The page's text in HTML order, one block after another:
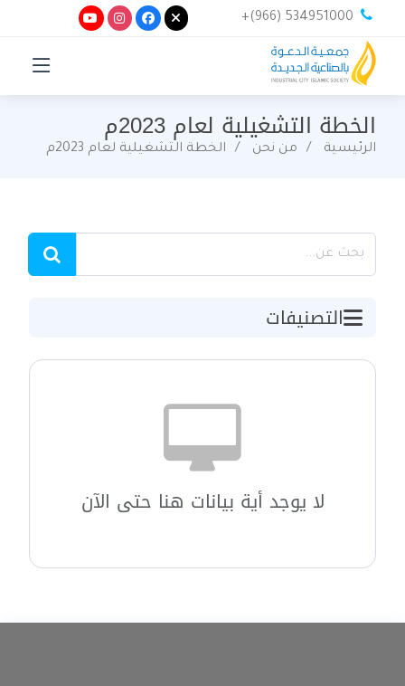
+(966) 534951000
الخطة التشغيلية لعام 2023م
الرئيسية من نحن الخطة التشغيلية لعام 2023م
التصنيفات
لا يوجد أية بيانات هنا حتى الآن